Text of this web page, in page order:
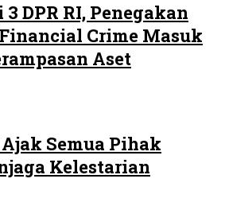
DPR RI, Penegakan
Crime Masuk
Aset
Semua Pihak
Kelestarian